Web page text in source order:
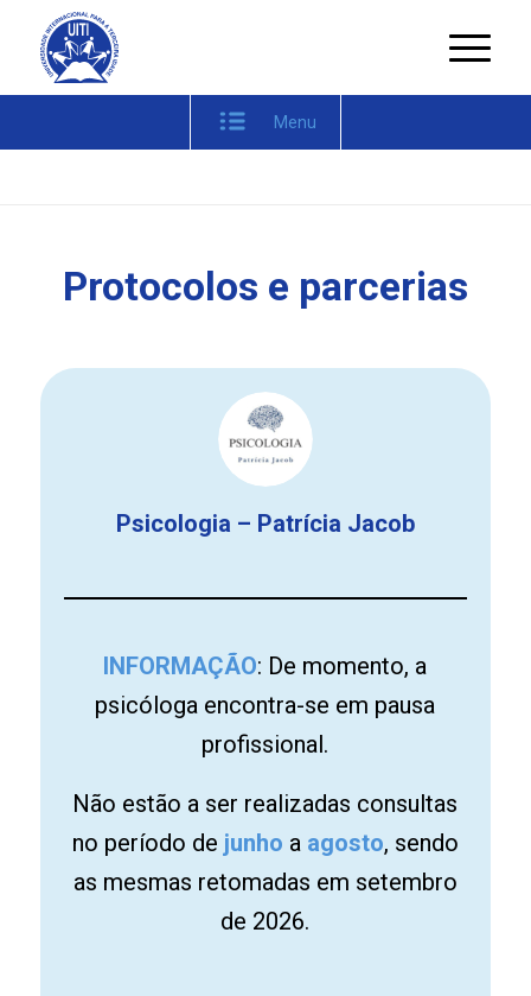
Menu
Protocolos e parcerias
Psicologia – Patrícia Jacob
INFORMAÇÃO: De momento, a
psicóloga encontra-se em pausa
profissional.
Não estão a ser realizadas consultas
no período de junho a agosto, sendo
as mesmas retomadas em setembro
de 2026.